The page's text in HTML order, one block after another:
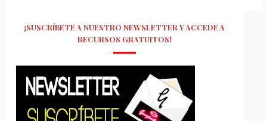
¡SUSCRÍBETE A NUESTRO NEWSLETTER Y ACCEDE A
RECURSOS GRATUITOS!